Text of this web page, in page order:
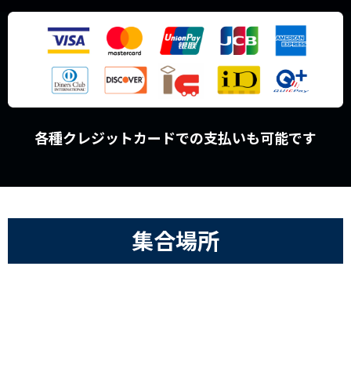
各種クレジットカードでの支払いも可能です
集合場所